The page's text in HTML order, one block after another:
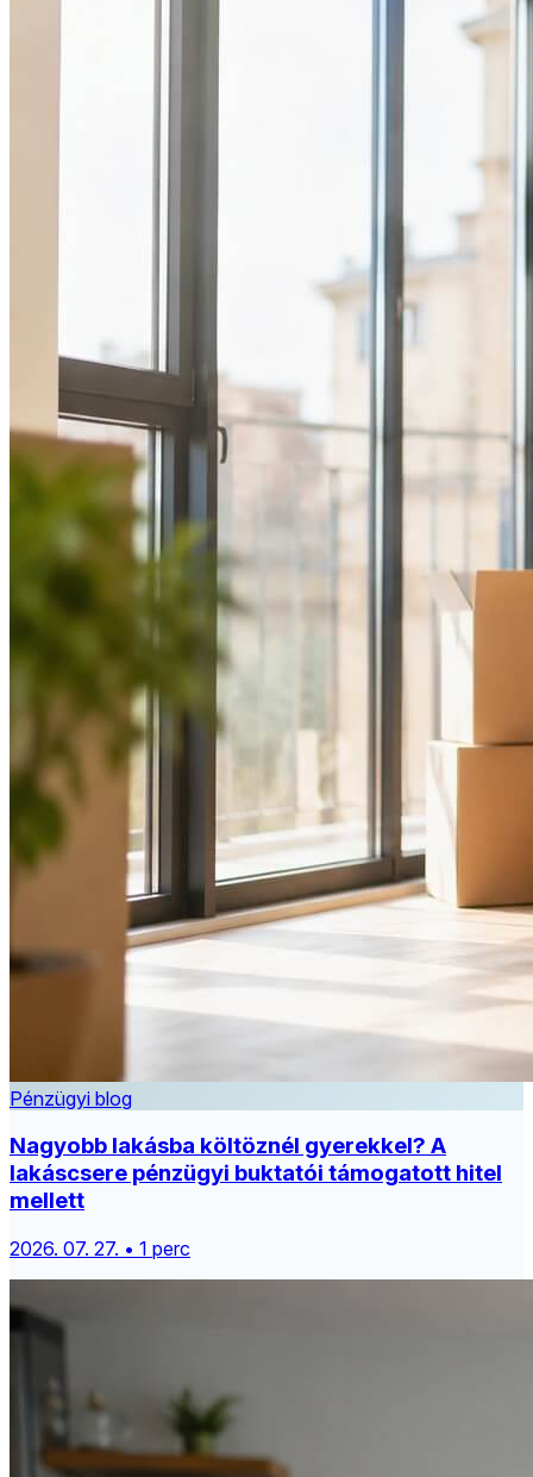
Pénzügyi blog
Nagyobb lakásba költöznél gyerekkel? A
lakáscsere pénzügyi buktatói támogatott hitel
mellett
2026. 07. 27. • 1 perc